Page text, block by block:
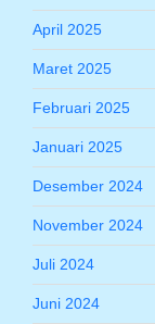
April 2025
Maret 2025
Februari 2025
Januari 2025
Desember 2024
November 2024
Juli 2024
Juni 2024